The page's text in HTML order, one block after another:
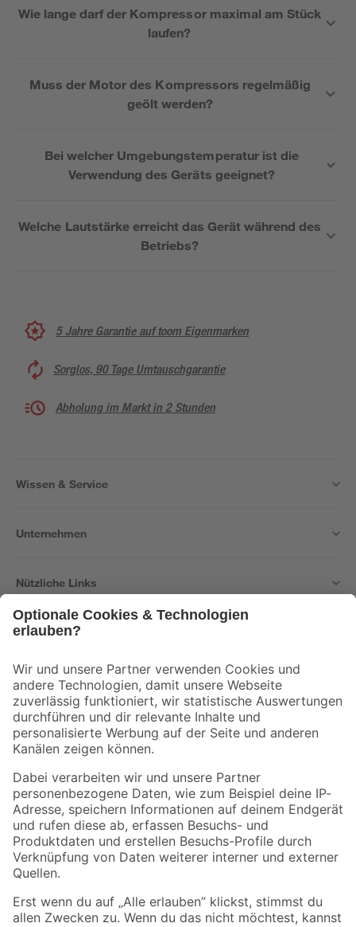
Wie lange darf der Kompressor maximal am Stück
laufen?
Muss der Motor des Kompressors regelmäßig
geölt werden?
Bei welcher Umgebungstemperatur ist die
Verwendung des Geräts geeignet?
Welche Lautstärke erreicht das Gerät während des
Betriebs?
5 Jahre Garantie auf toom Eigenmarken
Sorglos, 90 Tage Umtauschgarantie
Abholung im Markt in 2 Stunden
Wissen & Service
Unternehmen
Nützliche Links
Der toom Newsletter: Keine Angebote und Aktionen mehr verpassen!
Zur Newsletter Anmeldung
Folge uns
Zahlungsarten Versandarten
Sicher einkaufen